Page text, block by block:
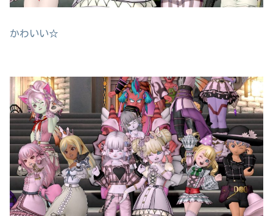
かわいい☆